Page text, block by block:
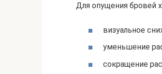
Для опущения бровей
визуальное
уменьшение
сокращение